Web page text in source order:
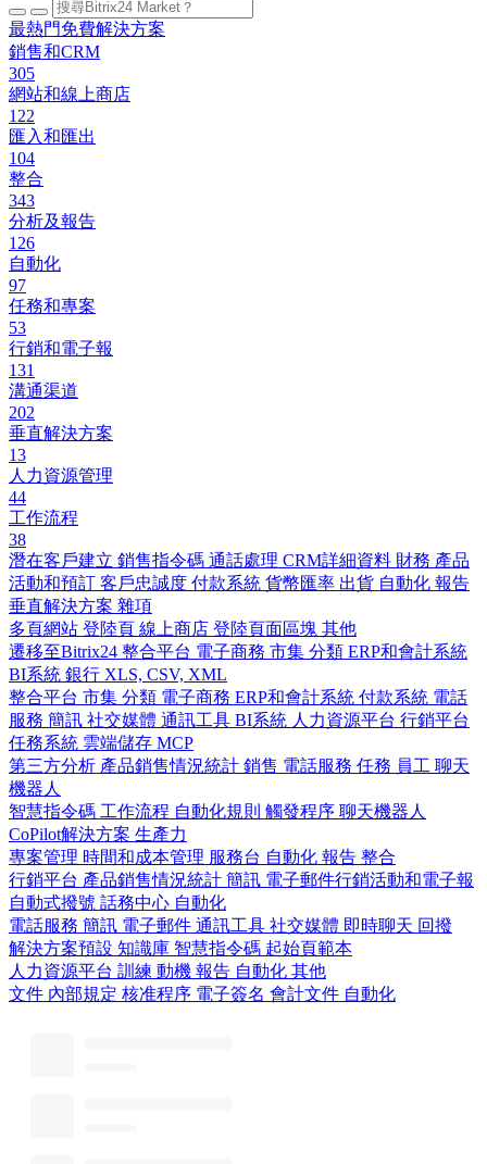
最熱門免費解決方案
銷售和CRM
305
網站和線上商店
122
匯入和匯出
104
整合
343
分析及報告
126
自動化
97
任務和專案
53
行銷和電子報
131
溝通渠道
202
垂直解決方案
13
人力資源管理
44
工作流程
38
潛在客戶建立 銷售指令碼 通話處理 CRM詳細資料 財務 產品
活動和預訂 客戶忠誠度 付款系統 貨幣匯率 出貨 自動化 報告
垂直解決方案 雜項
多頁網站 登陸頁 線上商店 登陸頁面區塊 其他
遷移至Bitrix24 整合平台 電子商務 市集 分類 ERP和會計系統
BI系統 銀行 XLS, CSV, XML
整合平台 市集 分類 電子商務 ERP和會計系統 付款系統 電話
服務 簡訊 社交媒體 通訊工具 BI系統 人力資源平台 行銷平台
任務系統 雲端儲存 MCP
第三方分析 產品銷售情況統計 銷售 電話服務 任務 員工 聊天
機器人
智慧指令碼 工作流程 自動化規則 觸發程序 聊天機器人
CoPilot解決方案 生產力
專案管理 時間和成本管理 服務台 自動化 報告 整合
行銷平台 產品銷售情況統計 簡訊 電子郵件行銷活動和電子報
自動式撥號 話務中心 自動化
電話服務 簡訊 電子郵件 通訊工具 社交媒體 即時聊天 回撥
解決方案預設 知識庫 智慧指令碼 起始頁範本
人力資源平台 訓練 動機 報告 自動化 其他
文件 內部規定 核准程序 電子簽名 會計文件 自動化